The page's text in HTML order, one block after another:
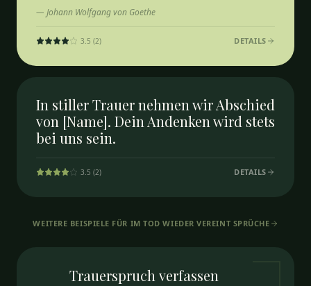
— Johann Wolfgang von Goethe
3.5 (2) DETAILS
In stiller Trauer nehmen wir Abschied
von [Name]. Dein Andenken wird stets
bei uns sein.
3.5 (2) DETAILS
WEITERE BEISPIELE FÜR IM TOD WIEDER VEREINT SPRÜCHE
Trauerspruch verfassen